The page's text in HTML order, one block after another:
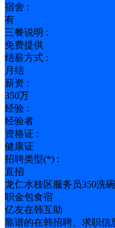
宿舍 :
有
三餐说明 :
免费提供
结薪方式 :
月结
薪资 :
350万
经验 :
经验者
资格证 :
健康证
招聘类型(*) :
直招
龙仁水枝区服务员350洗
职金包食宿
亿友在韩互助
靠谱的在韩招聘、求职信